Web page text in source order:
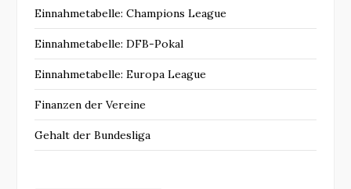
Einnahmetabelle: Champions League
Einnahmetabelle: DFB-Pokal
Einnahmetabelle: Europa League
Finanzen der Vereine
Gehalt der Bundesliga